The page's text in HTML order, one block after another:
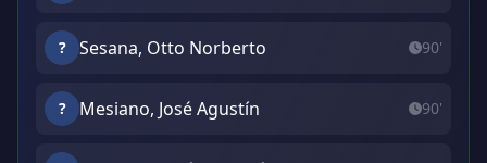
? Sesana, Otto Norberto 90'
? Mesiano, José Agustín 90'